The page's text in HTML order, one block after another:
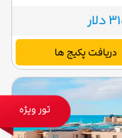
دریافت پکیج ها
تور ویژه